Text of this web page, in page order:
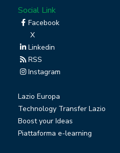
Social Link
Facebook
X
Linkedin
RSS
Instagram
Lazio Europa
Technology Transfer Lazio
Boost your Ideas
Piattaforma e-learning